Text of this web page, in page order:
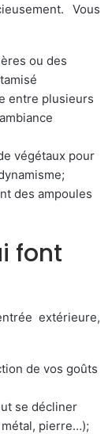
Vous
ou des
entre plusieurs
végétaux pour
des ampoules
font
extérieure,
de vos goûts
se décliner
pierre…);